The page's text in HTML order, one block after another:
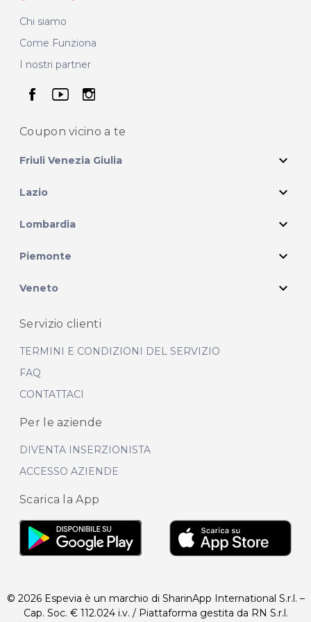
Chi siamo
Come Funziona
I nostri partner
seguici su facebook
seguici su youtube
seguici su instagram
Coupon vicino a te
Friuli Venezia Giulia expand_more
Lazio expand_more
Lombardia expand_more
Piemonte expand_more
Veneto expand_more
Servizio clienti
TERMINI E CONDIZIONI DEL SERVIZIO
FAQ
CONTATTACI
Per le aziende
DIVENTA INSERZIONISTA
ACCESSO AZIENDE
Scarica la App
© 2026 Espevia è un marchio di SharinApp International S.r.l. –
Cap. Soc. € 112.024 i.v. / Piattaforma gestita da RN S.r.l.